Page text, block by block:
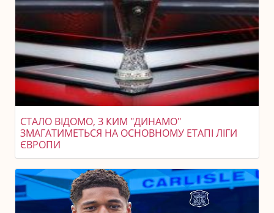
СТАЛО ВІДОМО, З КИМ "ДИНАМО"
ЗМАГАТИМЕТЬСЯ НА ОСНОВНОМУ ЕТАПІ ЛІГИ
ЄВРОПИ